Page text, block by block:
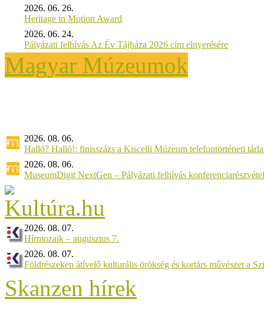
2026. 06. 26.
Heritage in Motion Award
2026. 06. 24.
Pályázati felhívás Az Év Tájháza 2026 cím elnyerésére
Magyar Múzeumok
2026. 08. 06.
Halló? Halló!: finisszázs a Kiscelli Múzeum telefontörténeti
2026. 08. 06.
MuseumDigit NextGen – Pályázati felhívás
2026. 08. 07.
Hírmozaik – augusztus 7.
2026. 08. 07.
Földrészeken átívelő kulturális örökség és kortárs művészet a
Skanzen hírek